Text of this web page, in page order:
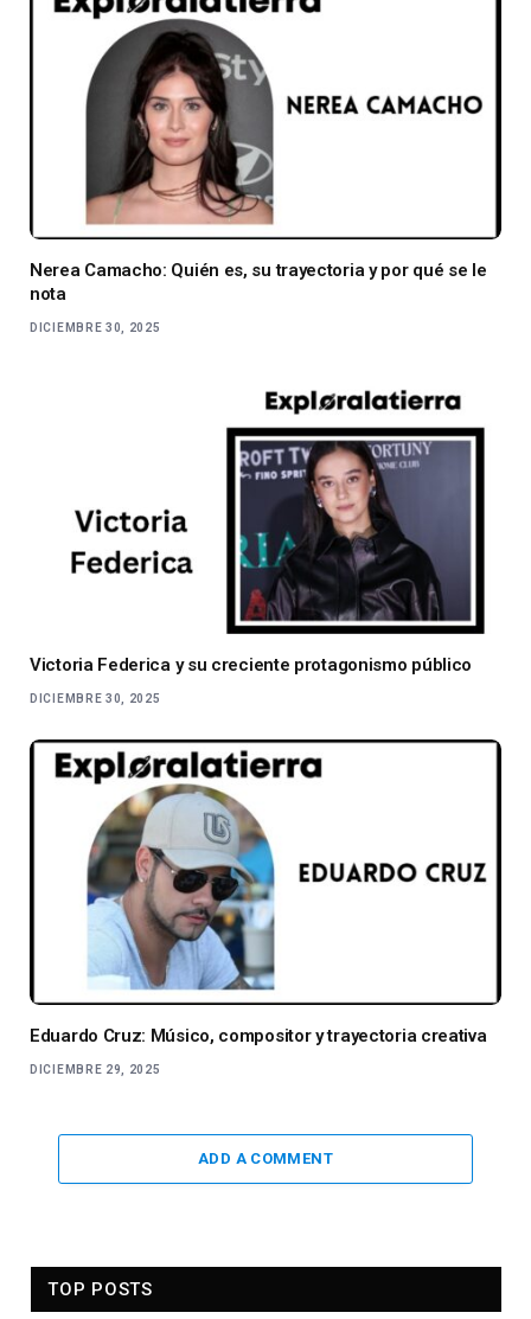
Nerea Camacho: Quién es, su trayectoria y por qué se le
nota
DICIEMBRE 30, 2025
Victoria Federica y su creciente protagonismo público
DICIEMBRE 30, 2025
Eduardo Cruz: Músico, compositor y trayectoria creativa
DICIEMBRE 29, 2025
ADD A COMMENT
TOP POSTS